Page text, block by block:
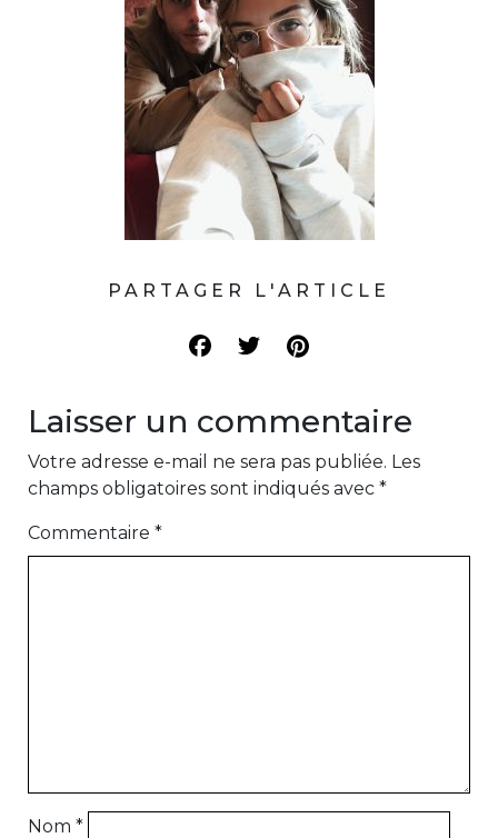
PARTAGER L'ARTICLE
Laisser un commentaire
Votre adresse e-mail ne sera pas publiée. Les
champs obligatoires sont indiqués avec *
Commentaire *
Nom *